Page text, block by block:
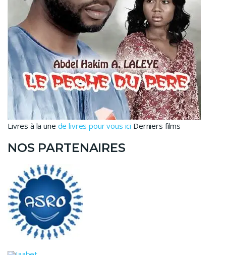
Livres à la une de livres pour vous ici Derniers films
NOS PARTENAIRES